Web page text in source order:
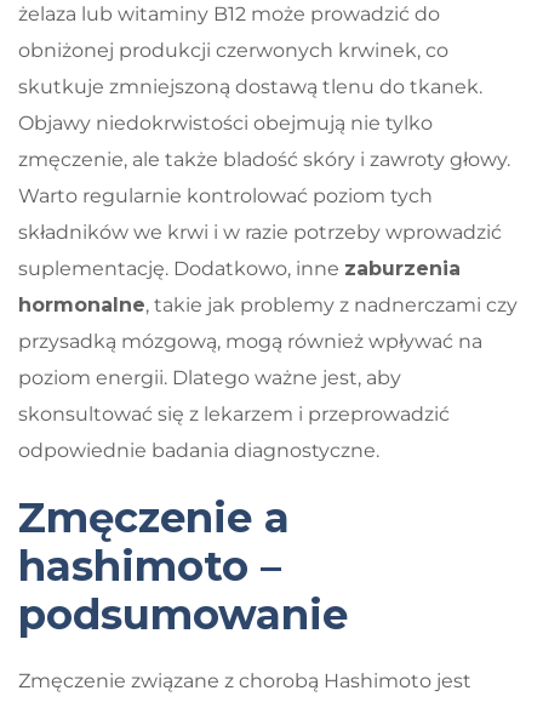
żelaza lub witaminy B12 może prowadzić do
obniżonej produkcji czerwonych krwinek, co
skutkuje zmniejszoną dostawą tlenu do tkanek.
Objawy niedokrwistości obejmują nie tylko
zmęczenie, ale także bladość skóry i zawroty głowy.
Warto regularnie kontrolować poziom tych
składników we krwi i w razie potrzeby wprowadzić
suplementację. Dodatkowo, inne zaburzenia
hormonalne, takie jak problemy z nadnerczami czy
przysadką mózgową, mogą również wpływać na
poziom energii. Dlatego ważne jest, aby
skonsultować się z lekarzem i przeprowadzić
odpowiednie badania diagnostyczne.
Zmęczenie a
hashimoto –
podsumowanie
Zmęczenie związane z chorobą Hashimoto jest